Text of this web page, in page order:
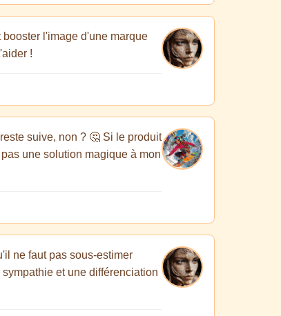
l'image d'une marque
!
suive, non ? 🤔 Si le produit
une solution magique à mon
ne faut pas sous-estimer
et une différenciation